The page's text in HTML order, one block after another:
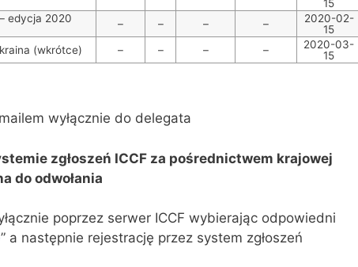
15
edycja 2020
– – – –
2020-02-
15
(wkrótce) – – – –
2020-03-
15
wyłącznie do delegata
zgłoszeń ICCF za pośrednictwem krajowej
do odwołania
poprzez serwer ICCF wybierając odpowiedni
” a następnie rejestrację przez system zgłoszeń